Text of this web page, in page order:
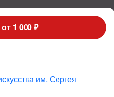
1 000 ₽
им. Сергея